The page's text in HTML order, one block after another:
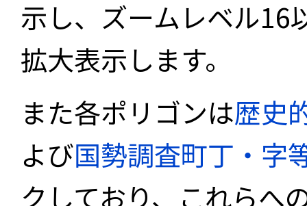
示し、ズームレベル16
拡大表示します。
また各ポリゴンは歴史
よび国勢調査町丁・字
クしており、これらへ